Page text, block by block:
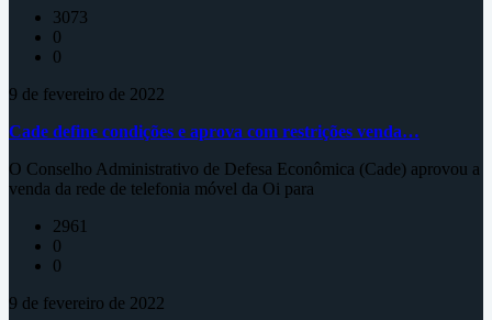
3073
0
0
9 de fevereiro de 2022
Cade define condições e aprova com restrições venda…
O Conselho Administrativo de Defesa Econômica (Cade) aprovou a
venda da rede de telefonia móvel da Oi para
2961
0
0
9 de fevereiro de 2022